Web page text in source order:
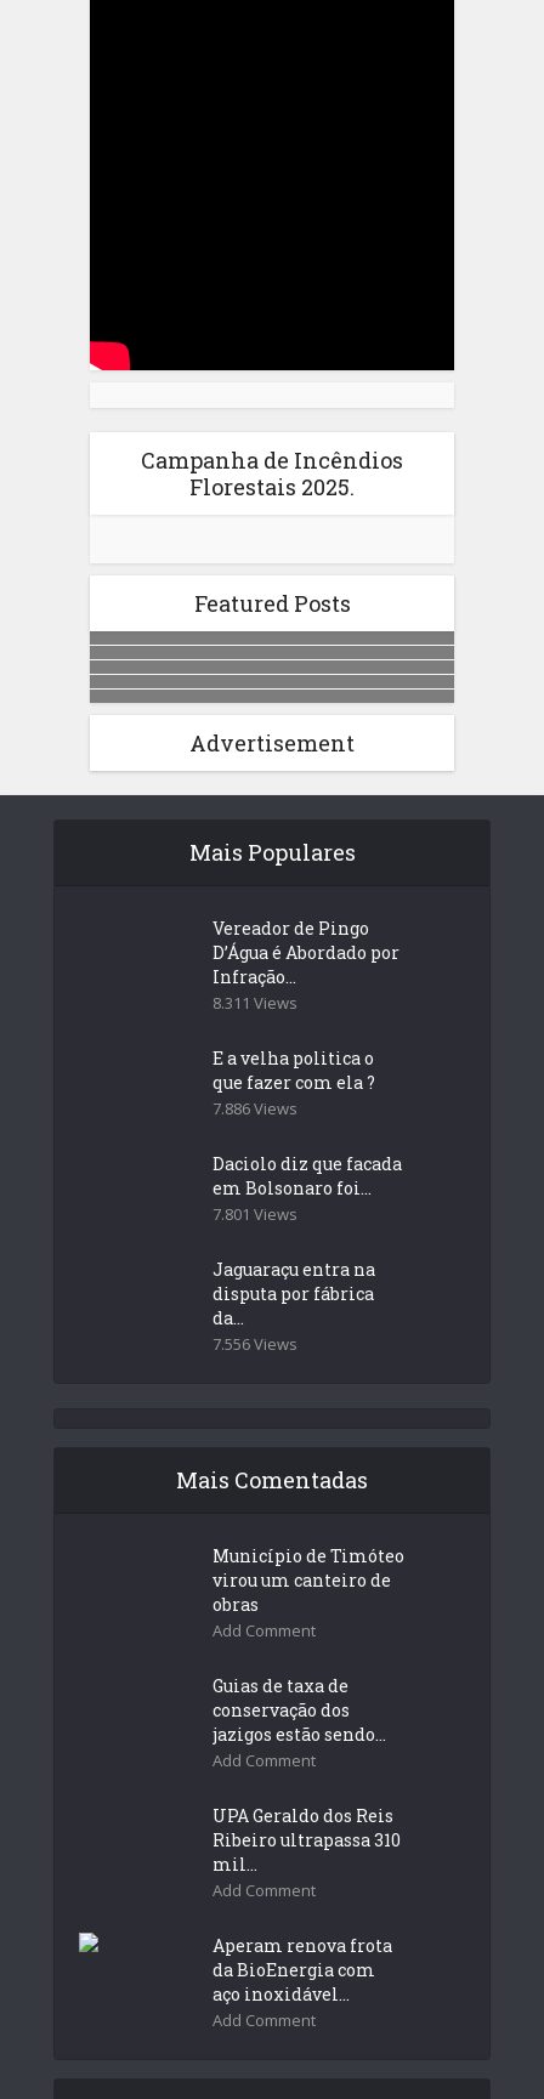
Campanha de Incêndios
Florestais 2025.
Featured Posts
Advertisement
Mais Populares
Vereador de Pingo
D’Água é Abordado por
Infração...
8.311 Views
E a velha politica o
que fazer com ela ?
7.886 Views
Daciolo diz que facada
em Bolsonaro foi...
7.801 Views
Jaguaraçu entra na
disputa por fábrica
da...
7.556 Views
Mais Comentadas
Município de Timóteo
virou um canteiro de
obras
Add Comment
Guias de taxa de
conservação dos
jazigos estão sendo...
Add Comment
UPA Geraldo dos Reis
Ribeiro ultrapassa 310
mil...
Add Comment
Aperam renova frota
da BioEnergia com
aço inoxidável...
Add Comment